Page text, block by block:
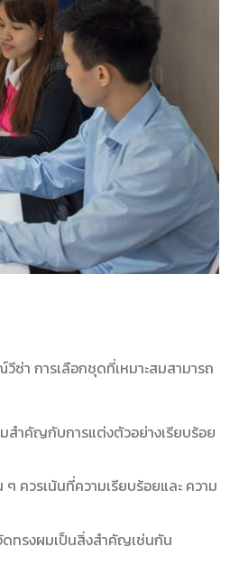
ซ่า การเลือกชุดที่เหมาะสมสามารถ
สำคัญกับการแต่งตัวอย่างเรียบร้อย
ควรเน้นที่ความเรียบร้อยและ ความ
จัดทรงผมเป็นสิ่งสำคัญเช่นกัน